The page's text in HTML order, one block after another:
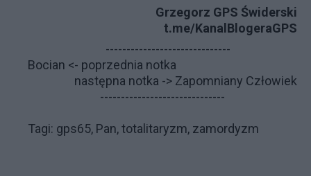
Grzegorz GPS Świderski
t.me/KanalBlogeraGPS
------------------------------
Bocian <- poprzednia notka
następna notka -> Zapomniany Człowiek
------------------------------
Tagi: gps65, Pan, totalitaryzm, zamordyzm